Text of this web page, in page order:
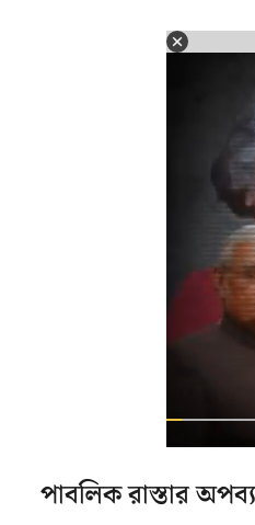
পাবলিক রাস্তার